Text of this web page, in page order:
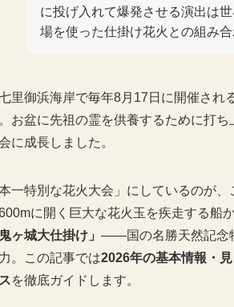
に投げ入れて爆発させる演出は
場を使った仕掛け花火との組み合
里御浜海岸で毎年8月17日に開催さ
お盆に先祖の霊を供養するために打
に成長しました。
一特別な花火大会」にしているのが、
に開く巨大な花火玉を疾走する船
鬼ヶ城大仕掛け」 ——国の名勝天然記念
。この記事では2026年の基本情報・
を徹底ガイドします。